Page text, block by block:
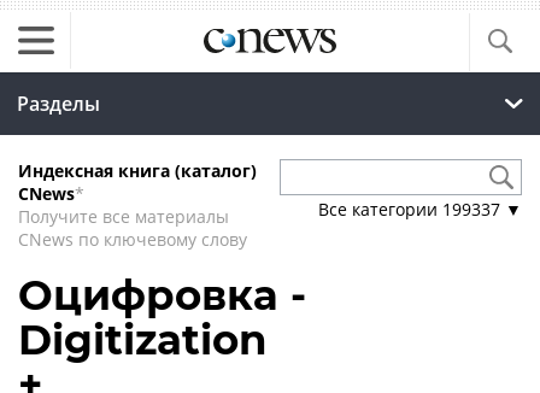
Разделы
Индексная книга (каталог)
CNews*
Получите все материалы
CNews по ключевому слову
Все категории 199337 ▼
Оцифровка -
Digitization